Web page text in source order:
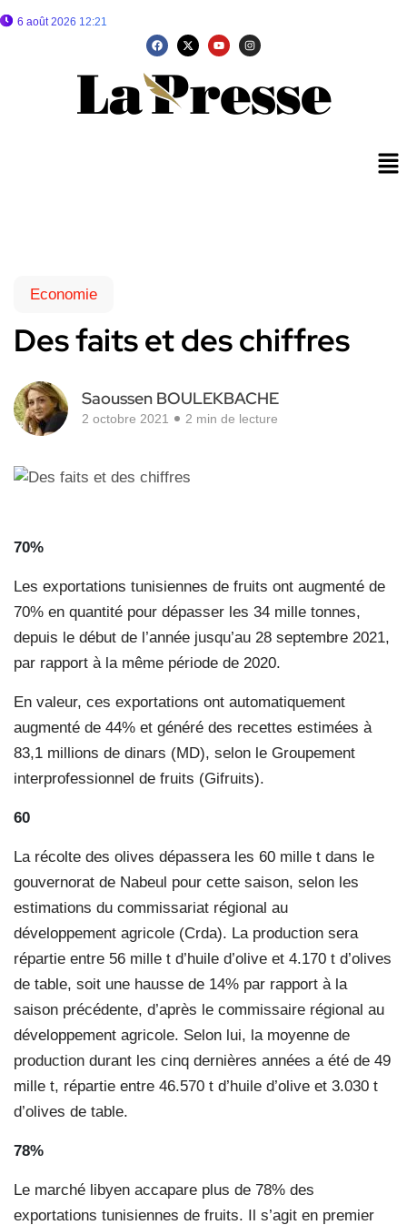
6 août 2026 12:21
Economie
Des faits et des chiffres
Saoussen BOULEKBACHE
2 octobre 2021 2 min de lecture
70%
Les exportations tunisiennes de fruits ont augmenté de
70% en quantité pour dépasser les 34 mille tonnes,
depuis le début de l’année jusqu’au 28 septembre 2021,
par rapport à la même période de 2020.
En valeur, ces exportations ont automatiquement
augmenté de 44% et généré des recettes estimées à
83,1 millions de dinars (MD), selon le Groupement
interprofessionnel de fruits (Gifruits).
60
La récolte des olives dépassera les 60 mille t dans le
gouvernorat de Nabeul pour cette saison, selon les
estimations du commissariat régional au
développement agricole (Crda). La production sera
répartie entre 56 mille t d’huile d’olive et 4.170 t d’olives
de table, soit une hausse de 14% par rapport à la
saison précédente, d’après le commissaire régional au
développement agricole. Selon lui, la moyenne de
production durant les cinq dernières années a été de 49
mille t, répartie entre 46.570 t d’huile d’olive et 3.030 t
d’olives de table.
78%
Le marché libyen accapare plus de 78% des
exportations tunisiennes de fruits. Il s’agit en premier